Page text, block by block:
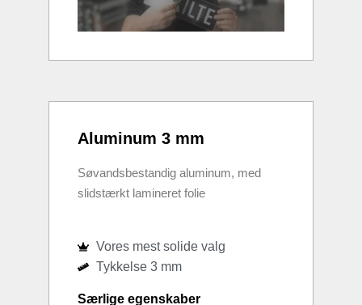
Aluminum 3 mm
Søvandsbestandig aluminum, med
slidstærkt lamineret folie
Vores mest solide valg
Tykkelse 3 mm
Særlige egenskaber